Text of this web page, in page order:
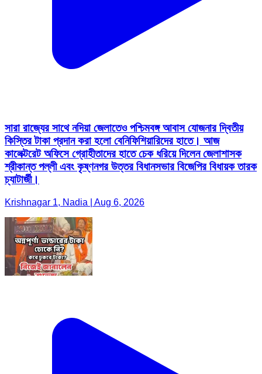
সারা রাজ্যের সাথে নদিয়া জেলাতেও পশ্চিমবঙ্গ আবাস যোজনার দ্বিতীয়
কিস্তির টাকা প্রদান করা হলো বেনিফিশিয়ারিদের হাতে। আজ
কালেক্টরেট অফিসে গ্রোহীতাদের হাতে চেক ধরিয়ে দিলেন জেলাশাসক
শ্রীকান্ত পল্লী এবং কৃষ্ণনগর উত্তর বিধানসভার বিজেপির বিধায়ক তারক
চ্যাটার্জী।
Krishnagar 1, Nadia | Aug 6, 2026